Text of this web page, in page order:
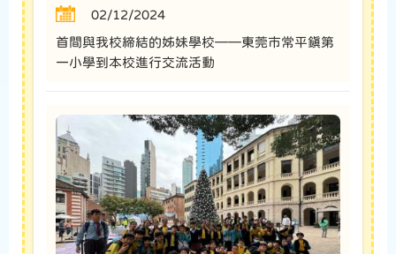
02/12/2024
首間與我校締結的姊妹學校——東莞市常平鎮第
一小學到本校進行交流活動